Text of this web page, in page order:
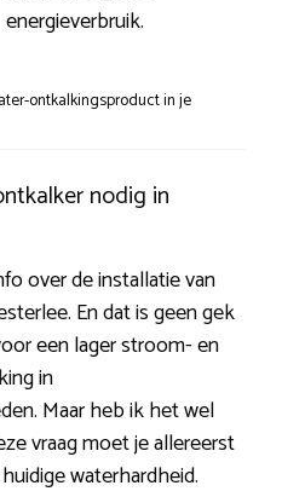
energieverbruik.
ontkalkingsproduct in je
nodig in
over de installatie van
En dat is geen gek
een lager stroom- en
in
Maar heb ik het wel
vraag moet je allereerst
waterhardheid.